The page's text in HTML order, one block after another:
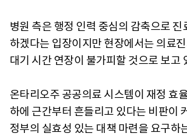
병원 측은 행정 인력 중심의 감축으로 진
하겠다는 입장이지만 현장에서는 의료
대기 시간 연장이 불가피할 것으로 보고
온타리오주 공공의료 시스템이 재정 효
하에 근간부터 흔들리고 있다는 비판이
정부의 실효성 있는 대책 마련을 요구하